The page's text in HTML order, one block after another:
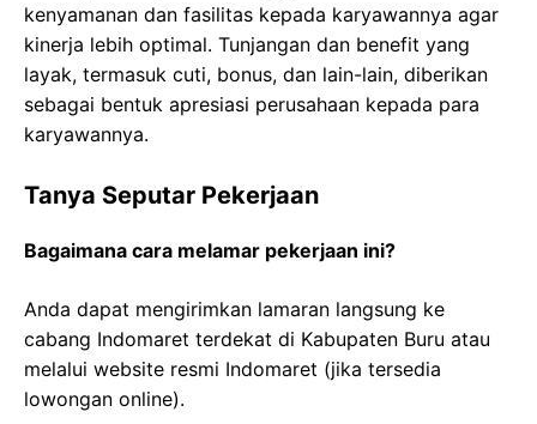
kenyamanan dan fasilitas kepada karyawannya agar
kinerja lebih optimal. Tunjangan dan benefit yang
layak, termasuk cuti, bonus, dan lain-lain, diberikan
sebagai bentuk apresiasi perusahaan kepada para
karyawannya.
Tanya Seputar Pekerjaan
Bagaimana cara melamar pekerjaan ini?
Anda dapat mengirimkan lamaran langsung ke
cabang Indomaret terdekat di Kabupaten Buru atau
melalui website resmi Indomaret (jika tersedia
lowongan online).